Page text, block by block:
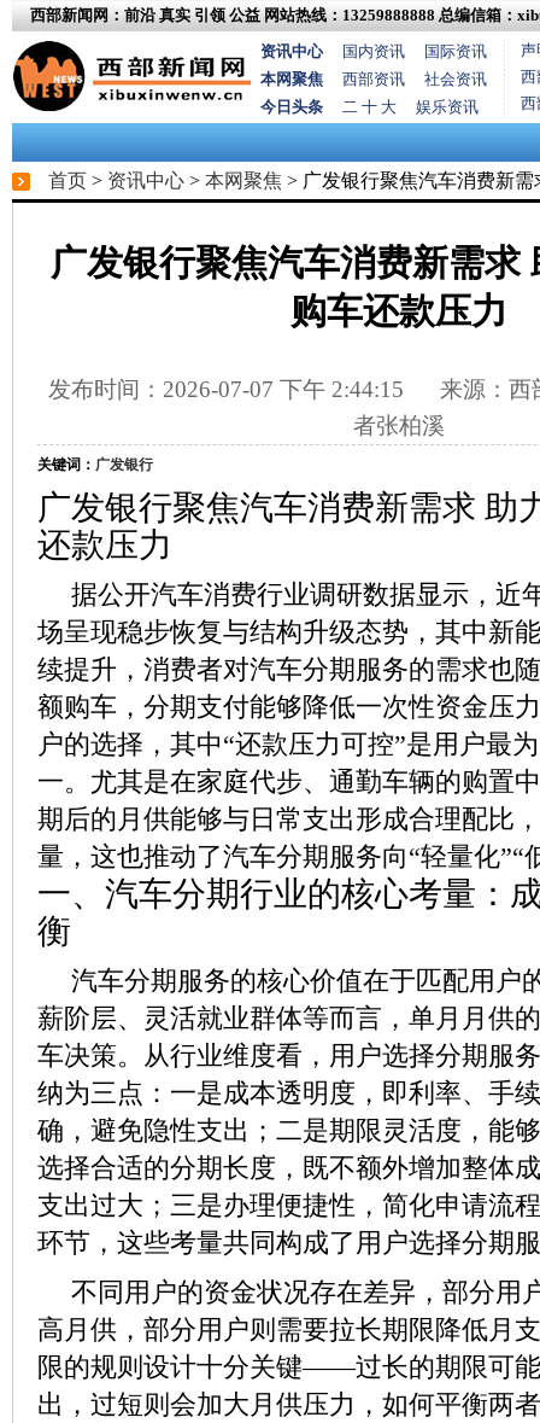
西部新闻网：前沿 真实 引领 公益 网站热线：13259888888 总编信箱：
资讯中心
国内资讯
国际资讯
本网聚焦
西部资讯
社会资讯
今日头条
二 十 大 娱乐资讯
声
西
西
首页 > 资讯中心 > 本网聚焦 > 广发银行聚焦汽车消费新
广发银行聚焦汽车消费新需求
购车还款压力
发布时间：2026-07-07 下午 2:44:15 来源：西
者张柏溪
关键词： 广发银行
广发银行聚焦汽车消费新需求 助
还款压力
据公开汽车消费行业调研数据显示，近
场呈现稳步恢复与结构升级态势，其中新
续提升，消费者对汽车分期服务的需求也
额购车，分期支付能够降低一次性资金压
户的选择，其中“还款压力可控”是用户最
一。尤其是在家庭代步、通勤车辆的购置
期后的月供能够与日常支出形成合理配比
量，这也推动了汽车分期服务向“轻量化”“
一、汽车分期行业的核心考量：
衡
汽车分期服务的核心价值在于匹配用户
薪阶层、灵活就业群体等而言，单月月供
车决策。从行业维度看，用户选择分期服
纳为三点：一是成本透明度，即利率、手
确，避免隐性支出；二是期限灵活度，能
选择合适的分期长度，既不额外增加整体
支出过大；三是办理便捷性，简化申请流
环节，这些考量共同构成了用户选择分期
不同用户的资金状况存在差异，部分用
高月供，部分用户则需要拉长期限降低月
限的规则设计十分关键——过长的期限可
出，过短则会加大月供压力，如何平衡两